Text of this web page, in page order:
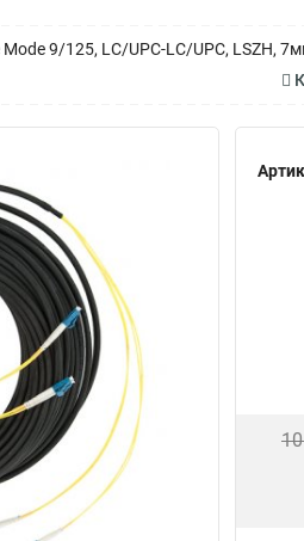
9/125, LC/UPC-LC/UPC, LSZH,